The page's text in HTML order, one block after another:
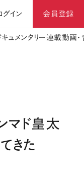
グイン 会員登録
キュメンタリー 連載動画
マド皇太
きた